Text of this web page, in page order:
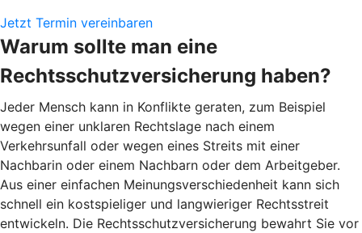
Jetzt Termin vereinbaren
Warum sollte man eine
Rechtsschutzversicherung haben?
Jeder Mensch kann in Konflikte geraten, zum Beispiel
wegen einer unklaren Rechtslage nach einem
Verkehrsunfall oder wegen eines Streits mit einer
Nachbarin oder einem Nachbarn oder dem Arbeitgeber.
Aus einer einfachen Meinungsverschiedenheit kann sich
schnell ein kostspieliger und langwieriger Rechtsstreit
entwickeln. Die Rechtsschutzversicherung bewahrt Sie vor